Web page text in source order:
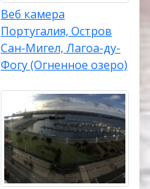
Веб камера
Португалия, Остров
Сан-Мигел, Лагоа-ду-
Фогу (Огненное озеро)